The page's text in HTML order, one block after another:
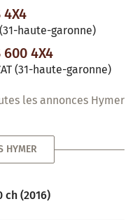
4X4
(31-haute-garonne)
600 4X4
(31-haute-garonne)
les annonces Hymer
HYMER
ch (2016)